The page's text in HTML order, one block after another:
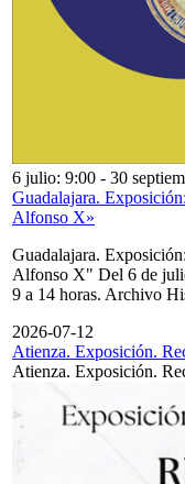
6 julio: 9:00 - 30
Guadalajara.
Alfonso X»
Guadalajara.
Alfonso X" Del 6 de
9 a 14 horas. Archivo
2026-07-12
Atienza. Exposición.
Atienza. Exposición.